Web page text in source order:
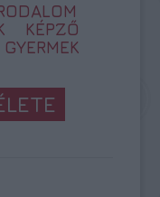
KÉPZŐ
GYERMEK